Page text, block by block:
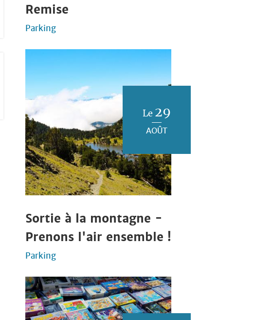
Remise
Parking
Le 29
AOÛT
Sortie à la montagne -
Prenons l'air ensemble !
Parking